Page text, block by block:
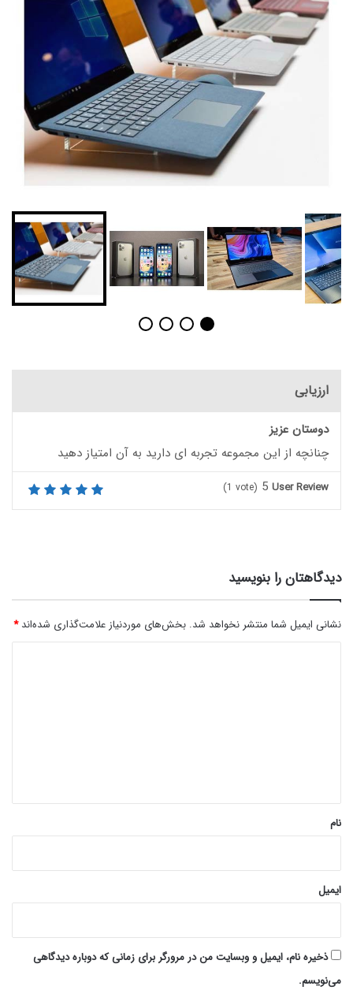
ارزیابی
دوستان عزیز
چنانچه از این مجموعه تجربه ای دارید به آن امتیاز دهید
User Review
5
(1 vote)
دیدگاهتان را بنویسید
نشانی ایمیل شما منتشر نخواهد شد. بخش‌های موردنیاز علامت‌گذاری شده‌اند*
نام
ایمیل
ذخیره نام، ایمیل و وبسایت من در مرورگر برای زمانی که دوباره دیدگاهی
می‌نویسم.